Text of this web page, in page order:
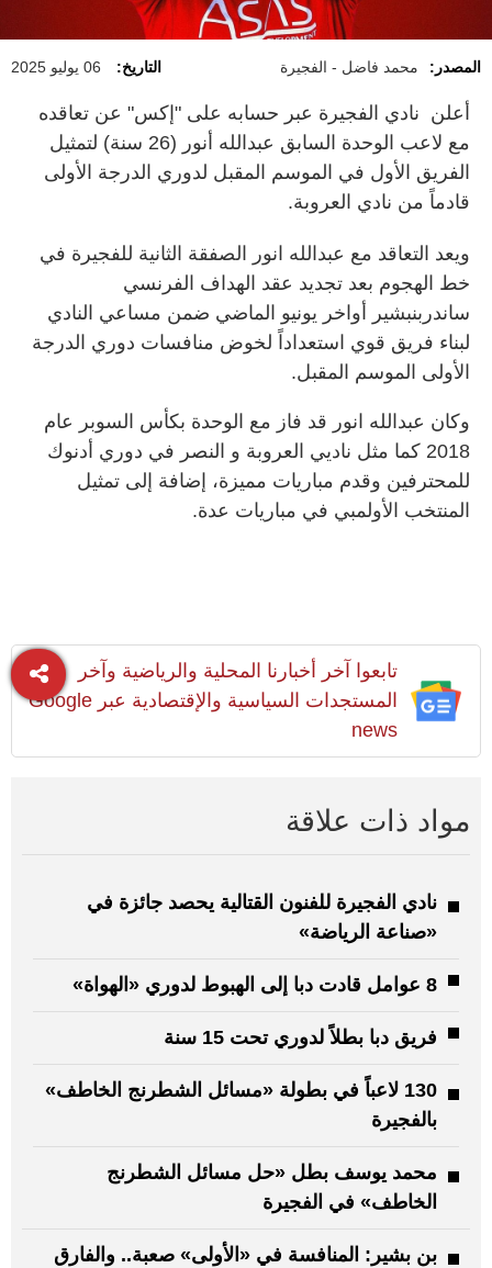
المصدر: محمد فاضل - الفجيرة التاريخ: 06 يوليو 2025
أعلن نادي الفجيرة عبر حسابه على "إكس" عن تعاقده
مع لاعب الوحدة السابق عبدالله أنور (26 سنة) لتمثيل
الفريق الأول في الموسم المقبل لدوري الدرجة الأولى
قادماً من نادي العروبة.
ويعد التعاقد مع عبدالله انور الصفقة الثانية للفجيرة في
خط الهجوم بعد تجديد عقد الهداف الفرنسي
ساندربنبشير أواخر يونيو الماضي ضمن مساعي النادي
لبناء فريق قوي استعداداً لخوض منافسات دوري الدرجة
الأولى الموسم المقبل.
وكان عبدالله انور قد فاز مع الوحدة بكأس السوبر عام
2018 كما مثل ناديي العروبة و النصر في دوري أدنوك
للمحترفين وقدم مباريات مميزة، إضافة إلى تمثيل
المنتخب الأولمبي في مباريات عدة.
تابعوا آخر أخبارنا المحلية والرياضية وآخر
المستجدات السياسية والإقتصادية عبر Google
news
مواد ذات علاقة
نادي الفجيرة للفنون القتالية يحصد جائزة في
«صناعة الرياضة»
8 عوامل قادت دبا إلى الهبوط لدوري «الهواة»
فريق دبا بطلاً لدوري تحت 15 سنة
130 لاعباً في بطولة «مسائل الشطرنج الخاطف»
بالفجيرة
محمد يوسف بطل «حل مسائل الشطرنج
الخاطف» في الفجيرة
بن بشير: المنافسة في «الأولى» صعبة.. والفارق